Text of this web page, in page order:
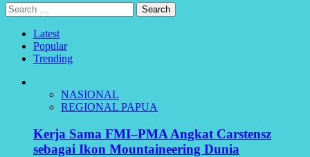
Search
for:
Latest
Popular
Trending
NASIONAL
REGIONAL PAPUA
Kerja Sama FMI–PMA Angkat Carstensz
sebagai Ikon Mountaineering Dunia